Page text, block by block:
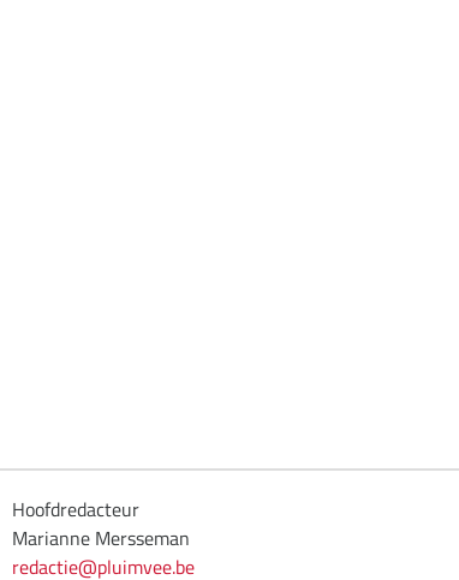
Hoofdredacteur
Marianne Mersseman
redactie@pluimvee.be